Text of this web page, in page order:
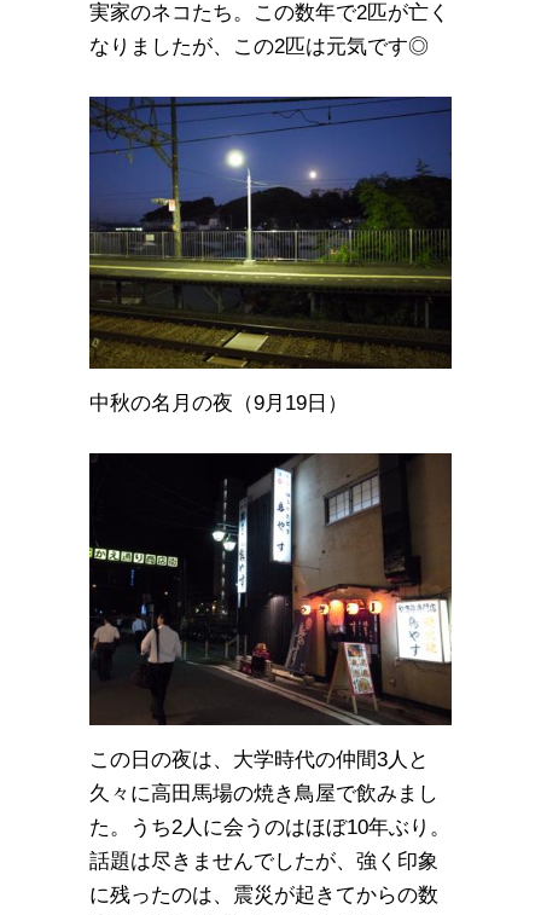
実家のネコたち。この数年で2匹が亡く
なりましたが、この2匹は元気です◎
中秋の名月の夜（9月19日）
この日の夜は、大学時代の仲間3人と
久々に高田馬場の焼き鳥屋で飲みまし
た。うち2人に会うのはほぼ10年ぶり。
話題は尽きませんでしたが、強く印象
に残ったのは、震災が起きてからの数